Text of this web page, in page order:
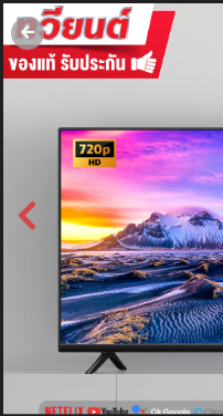
password
LOGIN
สมัครสมาชิค ลืมรหัสผ่าน?
การซื้อของฉัน
🔥โปรโมชัน🔥